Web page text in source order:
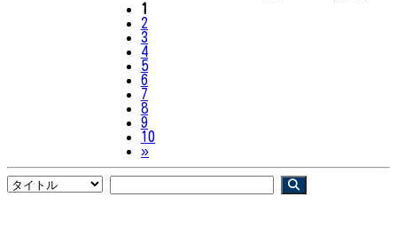
1
2
3
4
5
6
7
8
9
10
»Next